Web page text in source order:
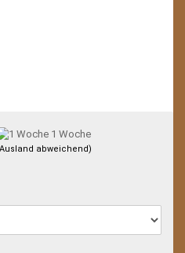
1 Woche
abweichend)